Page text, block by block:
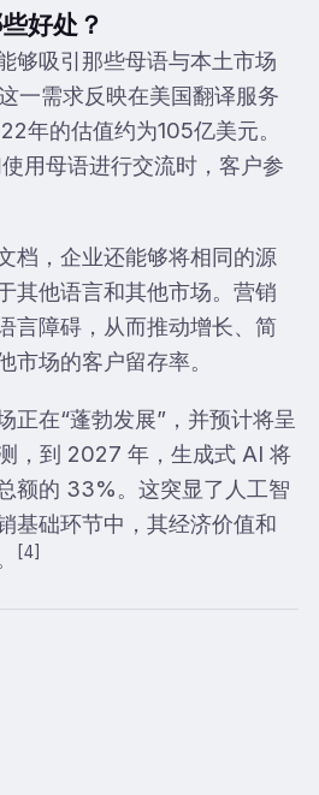
好处？
够吸引那些母语与本土市场
需求反映在美国翻译服务
年的估值约为105亿美元。
用母语进行交流时，客户参
档，企业还能够将相同的源
其他语言和其他市场。营销
言障碍，从而推动增长、简
市场的客户留存率。
正在“蓬勃发展”，并预计将呈
，到 2027 年，生成式 AI 将
额的 33%。这突显了人工智
基础环节中，其经济价值和
[4]